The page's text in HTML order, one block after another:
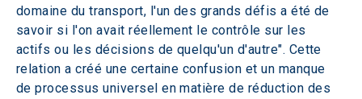
domaine du transport, l'un des grands défis a été de
savoir si l'on avait réellement le contrôle sur les
actifs ou les décisions de quelqu'un d'autre". Cette
relation a créé une certaine confusion et un manque
de processus universel en matière de réduction des